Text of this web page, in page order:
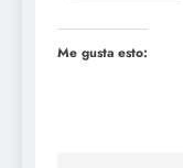
Me gusta esto: